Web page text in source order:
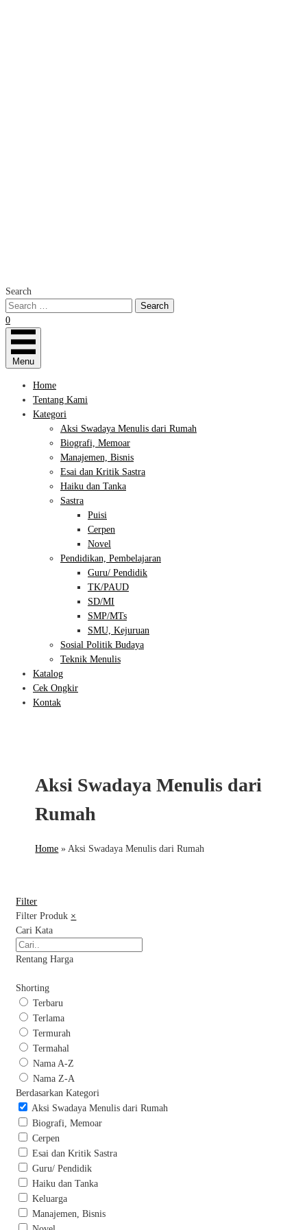
Search
0
Menu
Home
Tentang Kami
Kategori
Aksi Swadaya Menulis dari Rumah
Biografi, Memoar
Manajemen, Bisnis
Esai dan Kritik Sastra
Haiku dan Tanka
Sastra
Puisi
Cerpen
Novel
Pendidikan, Pembelajaran
Guru/ Pendidik
TK/PAUD
SD/MI
SMP/MTs
SMU, Kejuruan
Sosial Politik Budaya
Teknik Menulis
Katalog
Cek Ongkir
Kontak
Aksi Swadaya Menulis dari
Rumah
Home » Aksi Swadaya Menulis dari Rumah
Filter
Filter Produk ×
Cari Kata
Rentang Harga
Shorting
Terbaru
Terlama
Termurah
Termahal
Nama A-Z
Nama Z-A
Berdasarkan Kategori
Aksi Swadaya Menulis dari Rumah
Biografi, Memoar
Cerpen
Esai dan Kritik Sastra
Guru/ Pendidik
Haiku dan Tanka
Keluarga
Manajemen, Bisnis